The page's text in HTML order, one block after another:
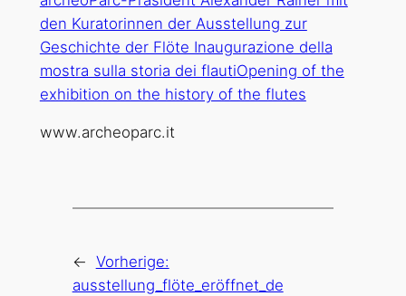
www.archeoparc.it
← Vorherige:
ausstellung_flöte_eröffnet_de